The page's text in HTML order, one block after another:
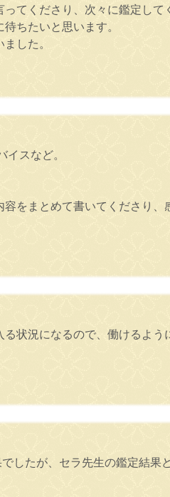
てくださり、次々に鑑定し
ちたいと思います。
した。
スなど。
をまとめて書いてくださり、
状況になるので、働けるよ
たが、セラ先生の鑑定結